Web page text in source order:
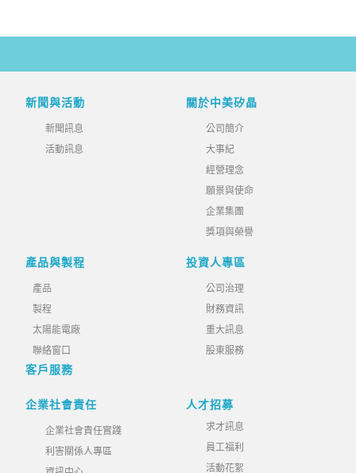
新聞與活動
新聞訊息
活動訊息
關於中美矽晶
公司簡介
大事紀
經營理念
願景與使命
企業集團
獎項與榮譽
產品與製程
產品
製程
太陽能電廠
聯絡窗口
客戶服務
投資人專區
公司治理
財務資訊
重大訊息
股東服務
企業社會責任
企業社會責任實踐
利害關係人專區
人才招募
求才訊息
員工福利
活動花絮